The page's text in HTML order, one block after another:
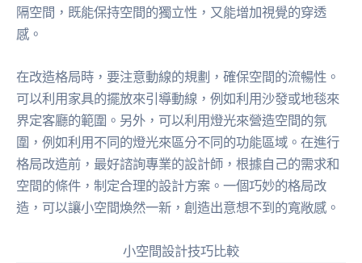
隔空間，既能保持空間的獨立性，又能增加視覺的穿透
感。
在改造格局時，要注意動線的規劃，確保空間的流暢性。
可以利用家具的擺放來引導動線，例如利用沙發或地毯來
界定客廳的範圍。另外，可以利用燈光來營造空間的氛
圍，例如利用不同的燈光來區分不同的功能區域。在進行
格局改造前，最好諮詢專業的設計師，根據自己的需求和
空間的條件，制定合理的設計方案。一個巧妙的格局改
造，可以讓小空間煥然一新，創造出意想不到的寬敞感。
小空間設計技巧比較